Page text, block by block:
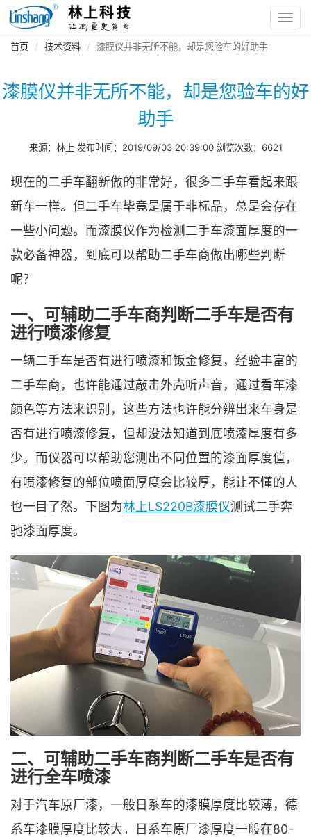
首页 技术资料 漆膜仪并非无所不能，却是您验车的好助手
漆膜仪并非无所不能，却是您验车的好
助手
来源：林上 发布时间：2019/09/03 20:39:00 浏览次数：6621
现在的二手车翻新做的非常好，很多二手车看起来跟
新车一样。但二手车毕竟是属于非标品，总是会存在
一些小问题。而漆膜仪作为检测二手车漆面厚度的一
款必备神器，到底可以帮助二手车商做出哪些判断
呢？
一、可辅助二手车商判断二手车是否有
进行喷漆修复
一辆二手车是否有进行喷漆和钣金修复，经验丰富的
二手车商，也许能通过敲击外壳听声音，通过看车漆
颜色等方法来识别，这些方法也许能分辨出来车身是
否有进行喷漆修复，但却没法知道到底喷漆厚度有多
少。而仪器可以帮助您测出不同位置的漆面厚度值，
有喷漆修复的部位喷面厚度会比较厚，能让不懂的人
也一目了然。下图为林上LS220B漆膜仪测试二手奔
驰漆面厚度。
二、可辅助二手车商判断二手车是否有
进行全车喷漆
对于汽车原厂漆，一般日系车的漆膜厚度比较薄，德
系车漆膜厚度比较大。日系车原厂漆厚度一般在80-